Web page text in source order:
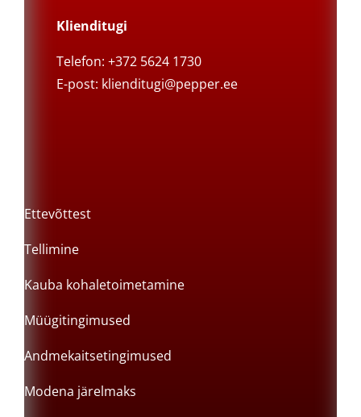
Klienditugi
Telefon: +372 5624 1730
E-post: klienditugi@pepper.ee
Ettevõttest
Tellimine
Kauba kohaletoimetamine
Müügitingimused
Andmekaitsetingimused
Modena järelmaks